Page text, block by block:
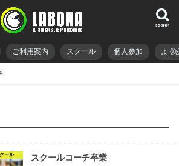
search
ご利用案内 スクール 個人参加 よく
ール スクールコーチ卒業